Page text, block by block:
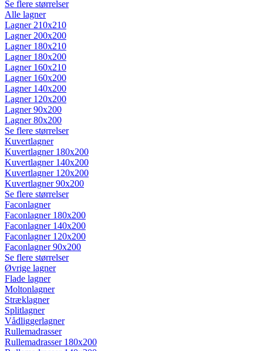
Se flere størrelser
Alle lagner
Lagner 210x210
Lagner 200x200
Lagner 180x210
Lagner 180x200
Lagner 160x210
Lagner 160x200
Lagner 140x200
Lagner 120x200
Lagner 90x200
Lagner 80x200
Se flere størrelser
Kuvertlagner
Kuvertlagner 180x200
Kuvertlagner 140x200
Kuvertlagner 120x200
Kuvertlagner 90x200
Se flere størrelser
Faconlagner
Faconlagner 180x200
Faconlagner 140x200
Faconlagner 120x200
Faconlagner 90x200
Se flere størrelser
Øvrige lagner
Flade lagner
Moltonlagner
Stræklagner
Splitlagner
Vådliggerlagner
Rullemadrasser
Rullemadrasser 180x200